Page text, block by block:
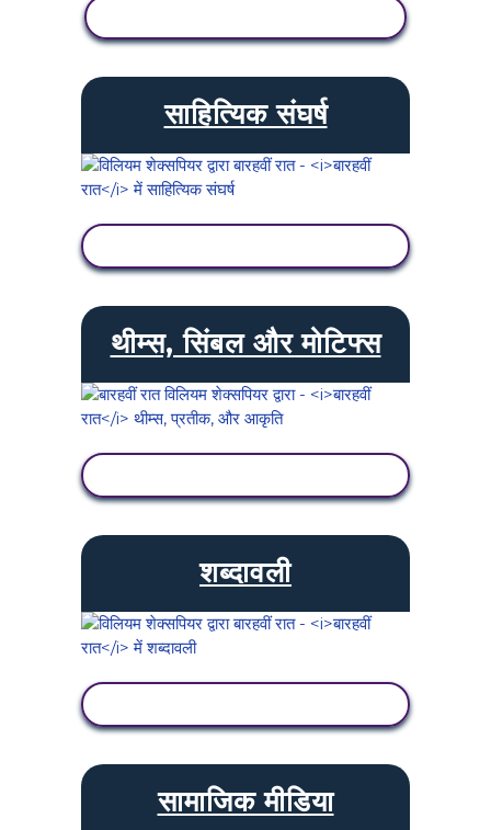
साहित्यिक संघर्ष
थीम्स, सिंबल और मोटिफ्स
शब्दावली
सामाजिक मीडिया